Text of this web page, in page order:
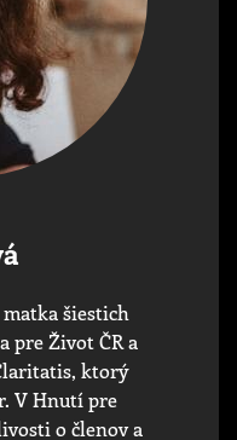
šiestich
pre Život ČR a
ktorý
V Hnutí pre
o členov a